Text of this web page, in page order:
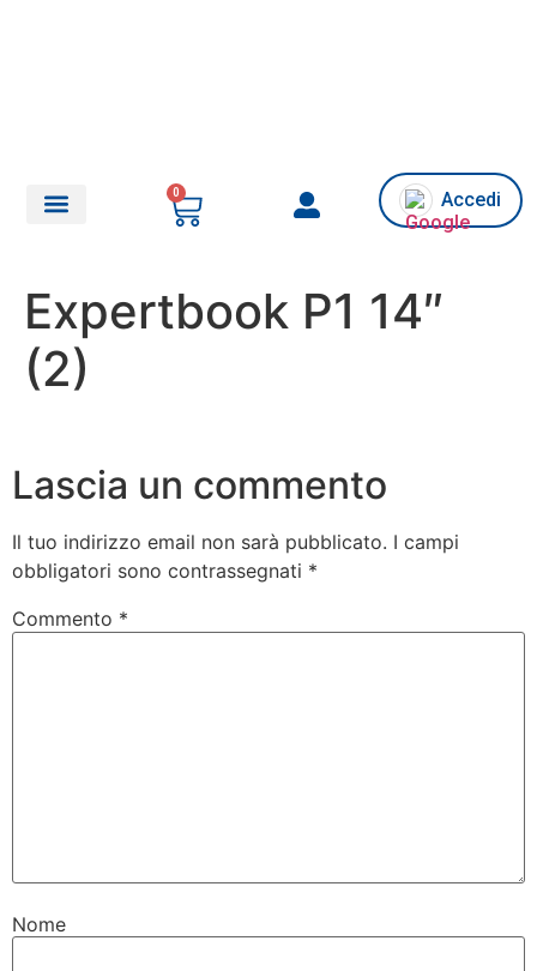
0 Accedi
Expertbook P1 14″
(2)
Lascia un commento
Il tuo indirizzo email non sarà pubblicato. I campi
obbligatori sono contrassegnati *
Commento *
Nome